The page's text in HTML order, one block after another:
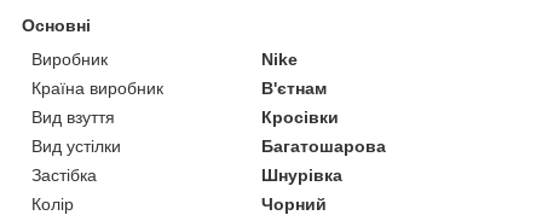
Основні
Виробник
Nike
Країна виробник
В'єтнам
Вид взуття
Кросівки
Вид устілки
Багатошарова
Застібка
Шнурівка
Колір
Чорний